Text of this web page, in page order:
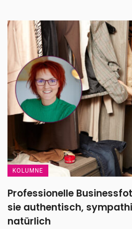
KOLUMNE
Professionelle
sie authentisch,
natürlich